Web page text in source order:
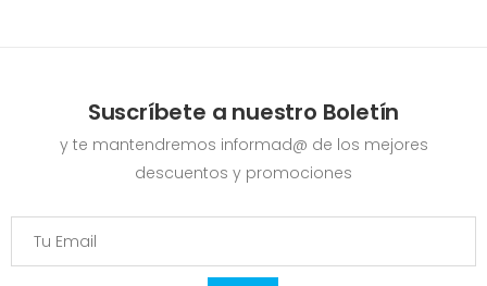
Suscríbete a nuestro Boletín
y te mantendremos informad@ de los mejores
descuentos y promociones